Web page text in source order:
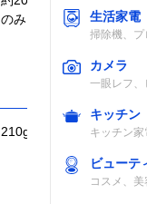
のみ）
乾電
USB
210g
単3
USB
生活家電
掃除機、
カメラ
一眼レフ、
キッチン
キッチン
ビューテ
コスメ、